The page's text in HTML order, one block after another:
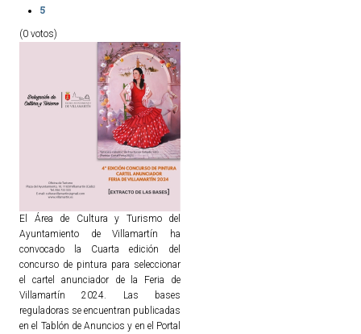
5
(0 votos)
El Área de Cultura y Turismo del
Ayuntamiento de Villamartín ha
convocado la Cuarta edición del
concurso de pintura para seleccionar
el cartel anunciador de la Feria de
Villamartín 2024. Las bases
reguladoras se encuentran publicadas
en el Tablón de Anuncios y en el Portal